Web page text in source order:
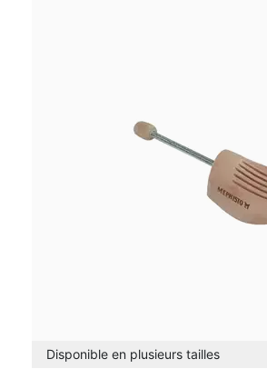
Disponible en plusieurs tailles